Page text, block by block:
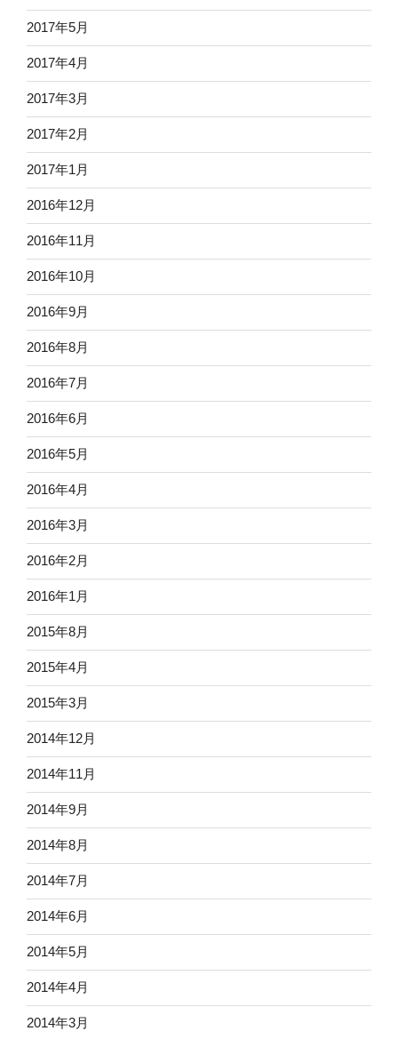
2017年5月
2017年4月
2017年3月
2017年2月
2017年1月
2016年12月
2016年11月
2016年10月
2016年9月
2016年8月
2016年7月
2016年6月
2016年5月
2016年4月
2016年3月
2016年2月
2016年1月
2015年8月
2015年4月
2015年3月
2014年12月
2014年11月
2014年9月
2014年8月
2014年7月
2014年6月
2014年5月
2014年4月
2014年3月